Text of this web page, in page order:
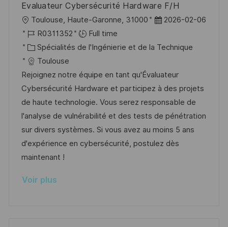
n
h
a
e
u
p
o
s
t
e
Evaluateur Cybersécurité Hardware F/H
o
c
a
l
i
s
a
t
i
o
Toulouse, Haute-Garonne, 31000
D
t
d
’
a
f
f
i
2026-02-06
R
é
f
é
r
e
n
c
e
d
p
R0311352
Full time
C
a
t
é
g
o
r
i
e
Spécialités de l'Ingénierie et de la Technique
Toulouse
Rejoignez notre équipe en tant qu'Évaluateur
Cybersécurité Hardware et participez à des projets
de haute technologie. Vous serez responsable de
l'analyse de vulnérabilité et des tests de pénétration
sur divers systèmes. Si vous avez au moins 5 ans
d'expérience en cybersécurité, postulez dès
maintenant !
Voir plus